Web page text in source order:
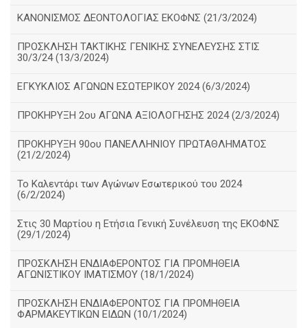
ΚΑΝΟΝΙΣΜΟΣ ΔΕΟΝΤΟΛΟΓΙΑΣ ΕΚΟΦΝΣ (21/3/2024)
ΠΡΟΣΚΛΗΣΗ ΤΑΚΤΙΚΗΣ ΓΕΝΙΚΗΣ ΣΥΝΕΛΕΥΣΗΣ ΣΤΙΣ
30/3/24 (13/3/2024)
ΕΓΚΥΚΛΙΟΣ ΑΓΩΝΩΝ ΕΣΩΤΕΡΙΚΟΥ 2024 (6/3/2024)
ΠΡΟΚΗΡΥΞΗ 2ου ΑΓΩΝΑ ΑΞΙΟΛΟΓΗΣΗΣ 2024 (2/3/2024)
ΠΡΟΚΗΡΥΞΗ 90ου ΠΑΝΕΛΛΗΝΙΟΥ ΠΡΩΤΑΘΛΗΜΑΤΟΣ
(21/2/2024)
Το Καλεντάρι των Αγώνων Εσωτερικού του 2024
(6/2/2024)
Στις 30 Μαρτίου η Ετήσια Γενική Συνέλευση της ΕΚΟΦΝΣ
(29/1/2024)
ΠΡΟΣΚΛΗΣΗ ΕΝΔΙΑΦΕΡΟΝΤΟΣ ΓΙΑ ΠΡΟΜΗΘΕΙΑ
ΑΓΩΝΙΣΤΙΚΟΥ ΙΜΑΤΙΣΜΟΥ (18/1/2024)
ΠΡΟΣΚΛΗΣΗ ΕΝΔΙΑΦΕΡΟΝΤΟΣ ΓΙΑ ΠΡΟΜΗΘΕΙΑ
ΦΑΡΜΑΚΕΥΤΙΚΩΝ ΕΙΔΩΝ (10/1/2024)